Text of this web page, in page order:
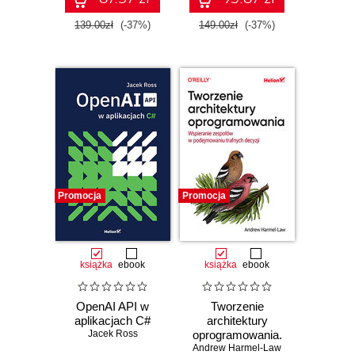
oraz Pythona.
Wydanie II
139.00zł (-37%) 149.00zł (-37%)
Promocja
książka ebook
OpenAI API w
aplikacjach C#
Jacek Ross
Promocja
książka ebook
Tworzenie
architektury
oprogramowania.
Wspieranie
Andrew Harmel-Law